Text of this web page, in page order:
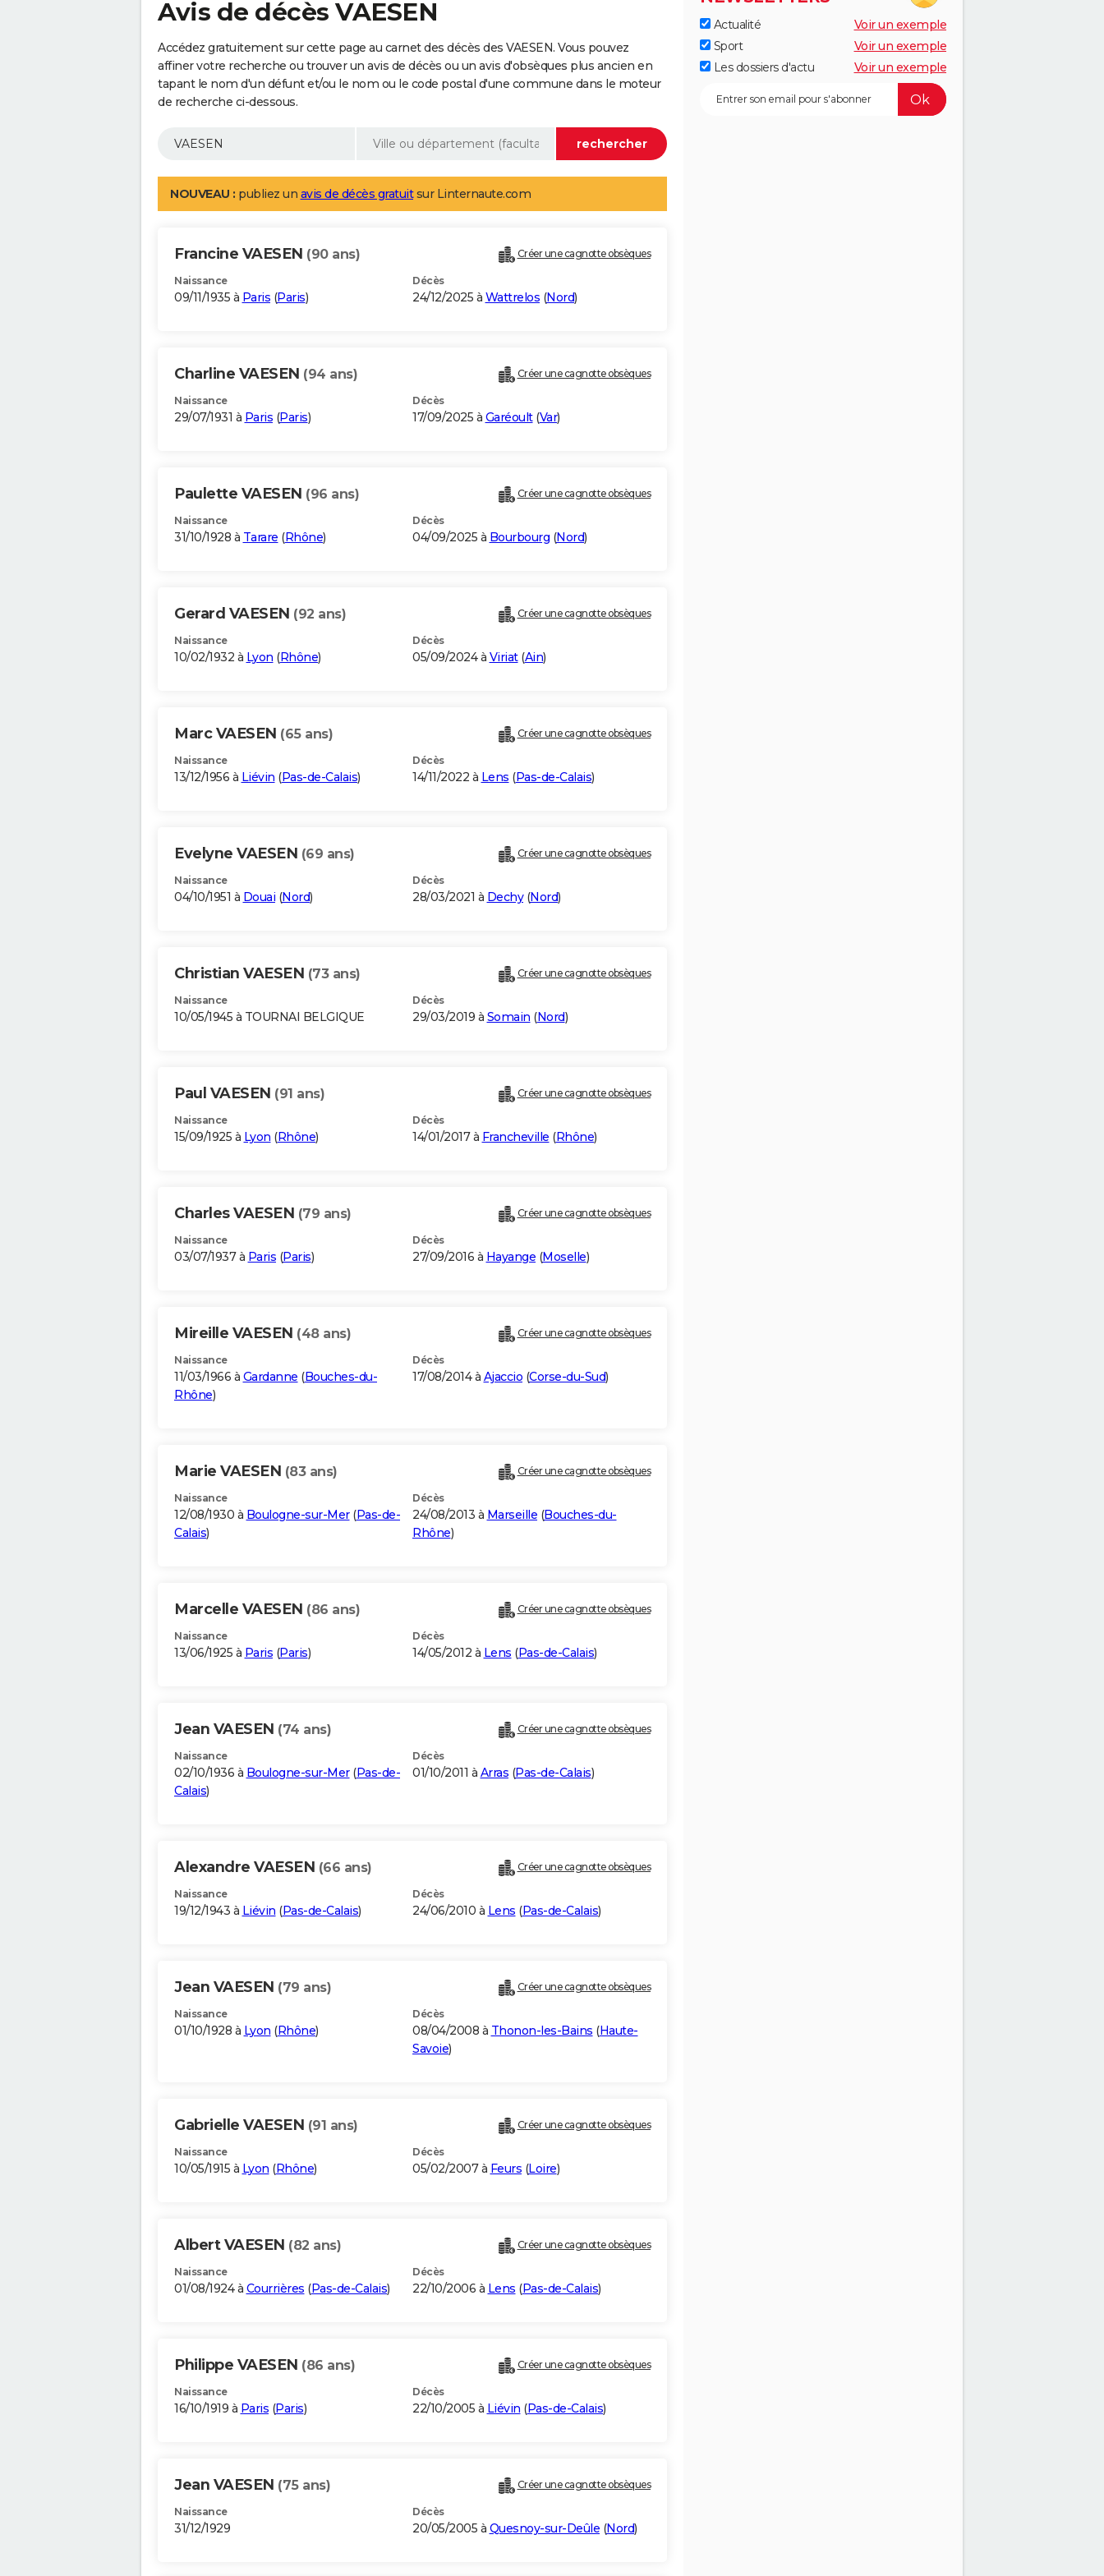
Avis de décès VAESEN
Accédez gratuitement sur cette page au carnet des décès des VAESEN. Vous pouvez
affiner votre recherche ou trouver un avis de décès ou un avis d'obsèques plus ancien en
tapant le nom d'un défunt et/ou le nom ou le code postal d'une commune dans le moteur
de recherche ci-dessous.
NOUVEAU : publiez un avis de décès gratuitsur Linternaute.com
Francine VAESEN (90 ans) Créer une cagnotte obsèques
Naissance
09/11/1935 à Paris (Paris)
Décès
24/12/2025 à Wattrelos (Nord)
Charline VAESEN (94 ans) Créer une cagnotte obsèques
Naissance
29/07/1931 à Paris (Paris)
Décès
17/09/2025 à Garéoult(Var)
Paulette VAESEN (96 ans) Créer une cagnotte obsèques
Naissance
31/10/1928 à Tarare (Rhône)
Décès
04/09/2025 à Bourbourg (Nord)
Gerard VAESEN (92 ans) Créer une cagnotte obsèques
Naissance
10/02/1932 à Lyon (Rhône)
Décès
05/09/2024 à Viriat(Ain)
Marc VAESEN (65 ans) Créer une cagnotte obsèques
Naissance
13/12/1956 à Liévin (Pas-de-Calais)
Décès
14/11/2022 à Lens (Pas-de-Calais)
Evelyne VAESEN (69 ans) Créer une cagnotte obsèques
Naissance
04/10/1951 à Douai (Nord)
Décès
28/03/2021 à Dechy(Nord)
Christian VAESEN (73 ans) Créer une cagnotte obsèques
Naissance
10/05/1945 à TOURNAI BELGIQUE
Décès
29/03/2019 à Somain (Nord)
Paul VAESEN (91 ans) Créer une cagnotte obsèques
Naissance
15/09/1925 à Lyon (Rhône)
Décès
14/01/2017 à Francheville (Rhône)
Charles VAESEN (79 ans) Créer une cagnotte obsèques
Naissance
03/07/1937 à Paris (Paris)
Décès
27/09/2016 à Hayange (Moselle)
Mireille VAESEN (48 ans) Créer une cagnotte obsèques
Naissance
11/03/1966 à Gardanne (Bouches-du-
Rhône)
Décès
17/08/2014 à Ajaccio (Corse-du-Sud)
Marie VAESEN (83 ans) Créer une cagnotte obsèques
Naissance
12/08/1930 à Boulogne-sur-Mer(Pas-de-
Calais)
Décès
24/08/2013 à Marseille (Bouches-du-
Rhône)
Marcelle VAESEN (86 ans) Créer une cagnotte obsèques
Naissance
13/06/1925 à Paris (Paris)
Décès
14/05/2012 à Lens (Pas-de-Calais)
Jean VAESEN (74 ans) Créer une cagnotte obsèques
Naissance
02/10/1936 à Boulogne-sur-Mer(Pas-de-
Calais)
Décès
01/10/2011 à Arras (Pas-de-Calais)
Alexandre VAESEN (66 ans) Créer une cagnotte obsèques
Naissance
19/12/1943 à Liévin (Pas-de-Calais)
Décès
24/06/2010 à Lens (Pas-de-Calais)
Jean VAESEN (79 ans) Créer une cagnotte obsèques
Naissance
01/10/1928 à Lyon (Rhône)
Décès
08/04/2008 à Thonon-les-Bains (Haute-
Savoie)
Gabrielle VAESEN (91 ans) Créer une cagnotte obsèques
Naissance
10/05/1915 à Lyon (Rhône)
Décès
05/02/2007 à Feurs (Loire)
Albert VAESEN (82 ans) Créer une cagnotte obsèques
Naissance
01/08/1924 à Courrières (Pas-de-Calais)
Décès
22/10/2006 à Lens (Pas-de-Calais)
Philippe VAESEN (86 ans) Créer une cagnotte obsèques
Naissance
16/10/1919 à Paris (Paris)
Décès
22/10/2005 à Liévin (Pas-de-Calais)
Jean VAESEN (75 ans) Créer une cagnotte obsèques
Naissance
31/12/1929
Décès
20/05/2005 à Quesnoy-sur-Deûle (Nord)
Actualité
Voir un exemple
Sport
Voir un exemple
Les dossiers d'actu
Voir un exemple